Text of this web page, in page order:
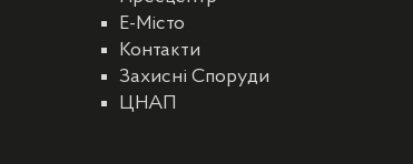
E-Місто
Контакти
Захисні Споруди
ЦНАП